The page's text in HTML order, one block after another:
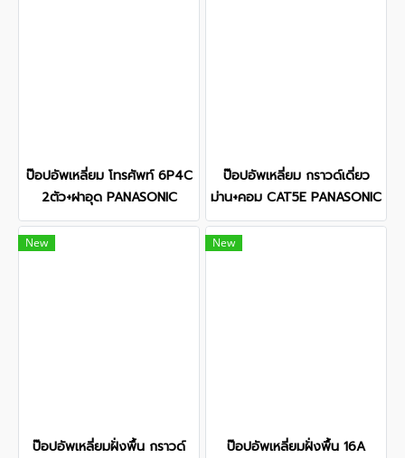
ป๊อปอัพเหลี่ยม โทรศัพท์ 6P4C
2ตัว+ฝาอุด PANASONIC
ป๊อปอัพเหลี่ยม กราวด์เดี่ยว
ม่าน+คอม CAT5E PANASONIC
New
ป๊อปอัพเหลี่ยมฝั่งพื้น กราวด์
New
ป๊อปอัพเหลี่ยมฝั่งพื้น 16A